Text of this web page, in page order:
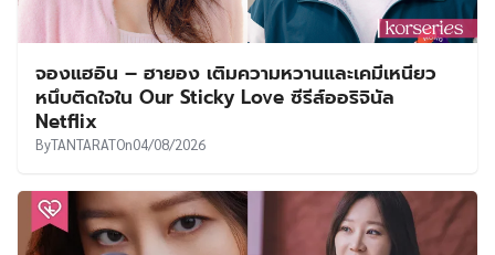
จองแฮอิน – ฮายอง เติมความหวานและเคมีเหนียว
หนึบติดใจใน Our Sticky Love ซีรีส์ออริจินัล
Netflix
ByTANTARATOn04/08/2026